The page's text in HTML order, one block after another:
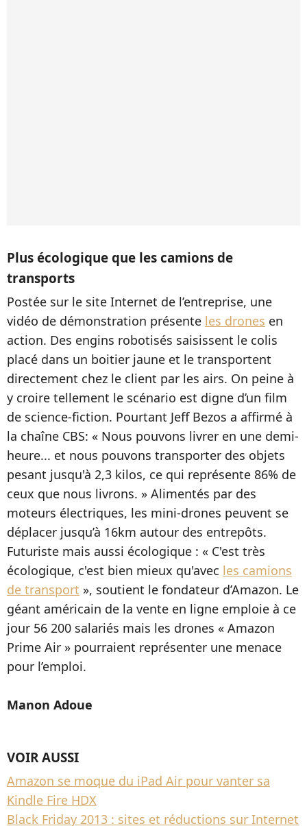
Plus écologique que les camions de
transports
Postée sur le site Internet de l’entreprise, une
vidéo de démonstration présente les drones en
action. Des engins robotisés saisissent le colis
placé dans un boitier jaune et le transportent
directement chez le client par les airs. On peine à
y croire tellement le scénario est digne d’un film
de science-fiction. Pourtant Jeff Bezos a affirmé à
la chaîne CBS: « Nous pouvons livrer en une demi-
heure... et nous pouvons transporter des objets
pesant jusqu'à 2,3 kilos, ce qui représente 86% de
ceux que nous livrons. » Alimentés par des
moteurs électriques, les mini-drones peuvent se
déplacer jusqu’à 16km autour des entrepôts.
Futuriste mais aussi écologique : « C'est très
écologique, c'est bien mieux qu'avec les camions
de transport », soutient le fondateur d’Amazon. Le
géant américain de la vente en ligne emploie à ce
jour 56 200 salariés mais les drones « Amazon
Prime Air » pourraient représenter une menace
pour l’emploi.
Manon Adoue
VOIR AUSSI
Amazon se moque du iPad Air pour vanter sa
Kindle Fire HDX
Black Friday 2013 : sites et réductions sur Internet